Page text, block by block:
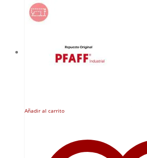
Añadir al carrito